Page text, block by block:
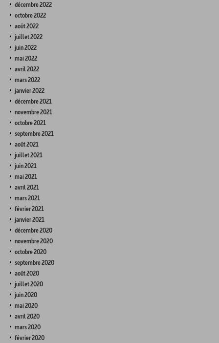
décembre 2022
octobre 2022
août 2022
juillet 2022
juin 2022
mai 2022
avril 2022
mars 2022
janvier 2022
décembre 2021
novembre 2021
octobre 2021
septembre 2021
août 2021
juillet 2021
juin 2021
mai 2021
avril 2021
mars 2021
février 2021
janvier 2021
décembre 2020
novembre 2020
octobre 2020
septembre 2020
août 2020
juillet 2020
juin 2020
mai 2020
avril 2020
mars 2020
février 2020